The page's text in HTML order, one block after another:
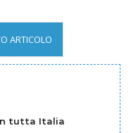
ARTICOLO
tutta Italia